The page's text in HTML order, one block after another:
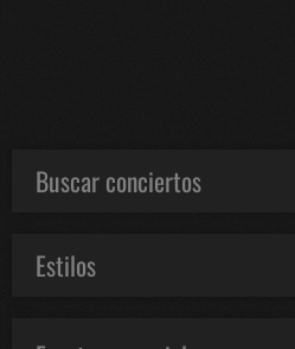
Buscar conciertos
Estilos